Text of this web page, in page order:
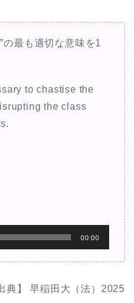
の最も適切な意味を1
to chastise the
the class
00:00
典】 早稲田大（法）2025